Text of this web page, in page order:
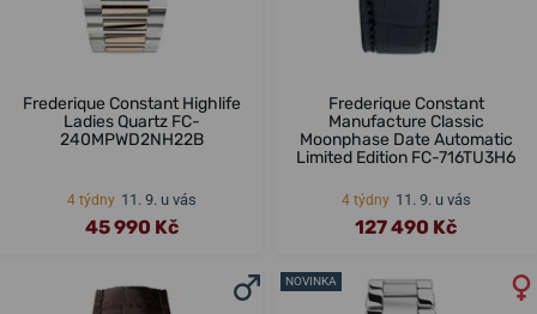
Frederique Constant Highlife
Ladies Quartz FC-
240MPWD2NH22B
4 týdny 11. 9. u vás
45 990 Kč
Frederique Constant
Manufacture Classic
Moonphase Date Automatic
Limited Edition FC-716TU3H6
4 týdny 11. 9. u vás
127 490 Kč
NOVINKA